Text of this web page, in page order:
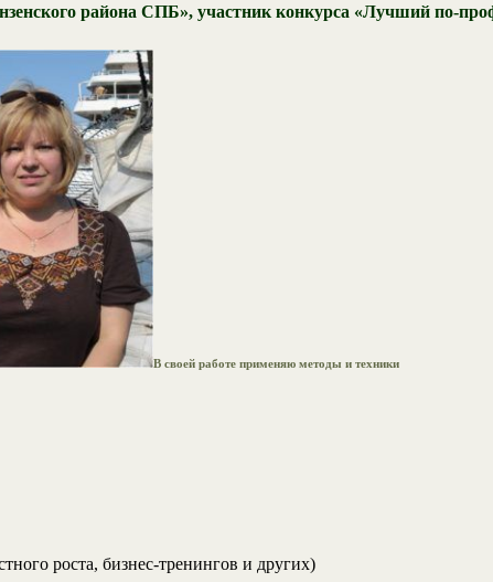
района СПБ», участник конкурса «Лучший по-
В своей работе применяю методы и техники
роста, бизнес-тренингов и других)